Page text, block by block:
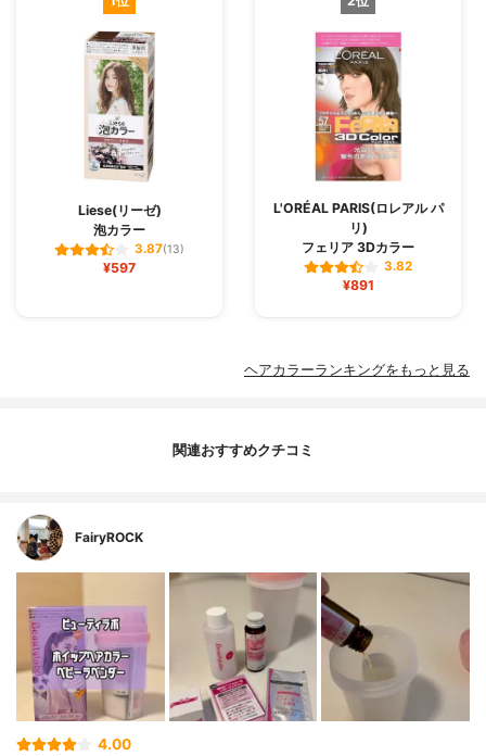
Liese(リーゼ)
泡カラー
3.87(13)
¥597
L'ORÉAL PARIS(ロレアル パ
リ)
フェリア 3Dカラー
3.82
¥891
ヘアカラーランキングをもっと見る
関連おすすめクチコミ
FairyROCK
4.00